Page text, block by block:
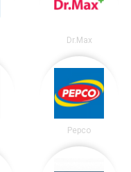
Dr.Max
Pepco